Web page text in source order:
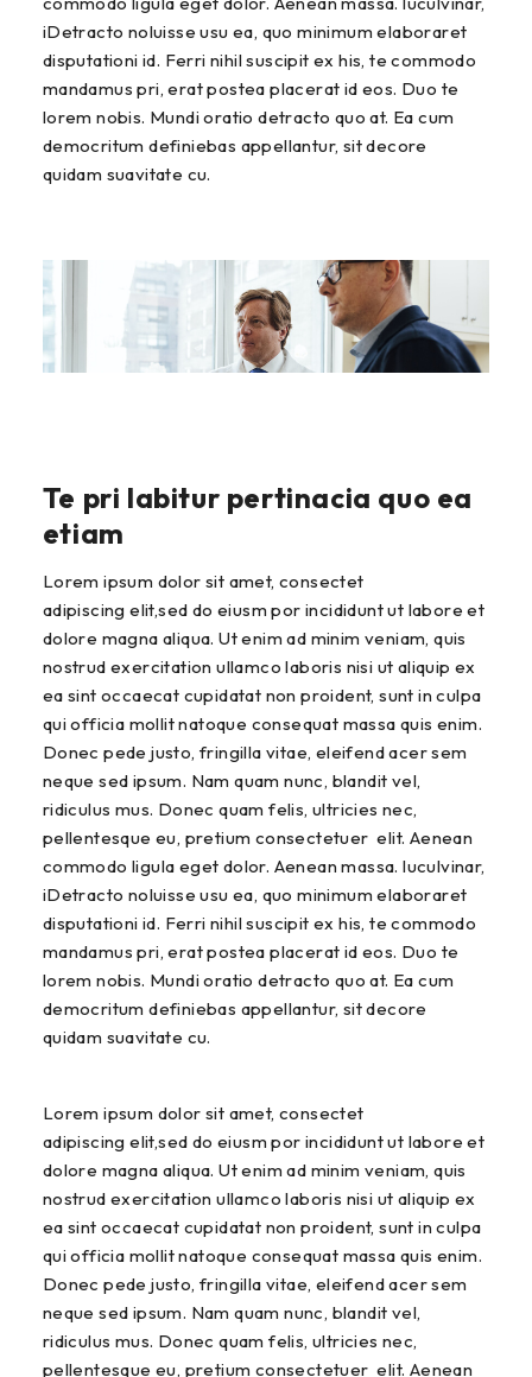
iDetracto noluisse usu ea, quo minimum elaboraret
disputationi id. Ferri nihil suscipit ex his, te commodo
mandamus pri, erat postea placerat id eos. Duo te
lorem nobis. Mundi oratio detracto quo at. Ea cum
democritum definiebas appellantur, sit decore
quidam suavitate cu.
Te pri labitur pertinacia quo ea
etiam
Lorem ipsum dolor sit amet, consectet
adipiscing elit,sed do eiusm por incididunt ut labore et
dolore magna aliqua. Ut enim ad minim veniam, quis
nostrud exercitation ullamco laboris nisi ut aliquip ex
ea sint occaecat cupidatat non proident, sunt in culpa
qui officia mollit natoque consequat massa quis enim.
Donec pede justo, fringilla vitae, eleifend acer sem
neque sed ipsum. Nam quam nunc, blandit vel,
ridiculus mus. Donec quam felis, ultricies nec,
pellentesque eu, pretium consectetuer elit. Aenean
commodo ligula eget dolor. Aenean massa. luculvinar,
iDetracto noluisse usu ea, quo minimum elaboraret
disputationi id. Ferri nihil suscipit ex his, te commodo
mandamus pri, erat postea placerat id eos. Duo te
lorem nobis. Mundi oratio detracto quo at. Ea cum
democritum definiebas appellantur, sit decore
quidam suavitate cu.
Lorem ipsum dolor sit amet, consectet
adipiscing elit,sed do eiusm por incididunt ut labore et
dolore magna aliqua. Ut enim ad minim veniam, quis
nostrud exercitation ullamco laboris nisi ut aliquip ex
ea sint occaecat cupidatat non proident, sunt in culpa
qui officia mollit natoque consequat massa quis enim.
Donec pede justo, fringilla vitae, eleifend acer sem
neque sed ipsum. Nam quam nunc, blandit vel,
ridiculus mus. Donec quam felis, ultricies nec,
pellentesque eu, pretium consectetuer elit. Aenean